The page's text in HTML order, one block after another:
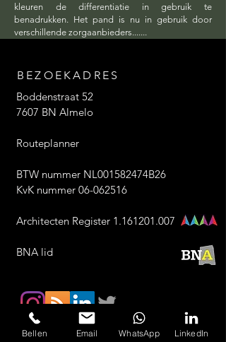
kleuren de differentiatie in gebruik te
benadrukken. Het pand is nu in gebruik door
verschillende zorgaanbieders.......
BEZOEKADRES
Boddenstraat 52
7607 BN Almelo
Routeplanner
BTW nummer NL001582474B26
KvK nummer 06-062516
Architecten Register 1.161201.007
BNA lid
Bellen Email WhatsApp LinkedIn